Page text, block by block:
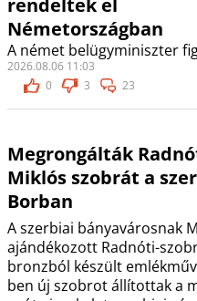
rendeltek el
Németországban
A német belügyminiszter
2026.08.06 11:03
0
3 23
Megrongálták
Miklós szobrát a
Borban
A szerbiai bányavárosnak
ajándékozott Radnóti-
bronzból készült
ben új szobrot állítottak a